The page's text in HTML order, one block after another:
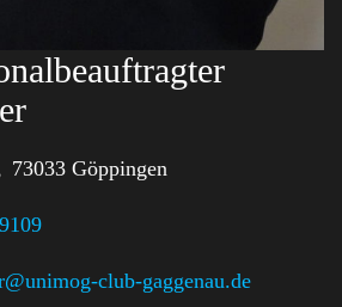
73033 Göppingen
club-gaggenau.de